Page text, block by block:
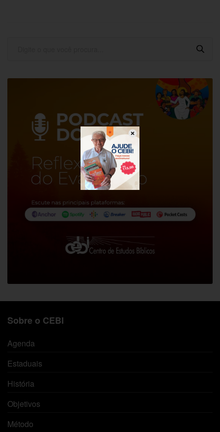
Sobre o CEBI
Agenda
Estaduais
História
Objetivos
Método